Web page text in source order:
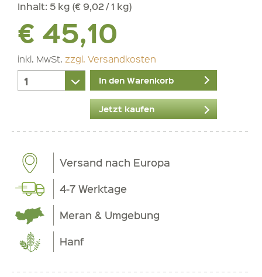
Inhalt: 5 kg (€ 9,02 / 1 kg)
€ 45,10
inkl. MwSt. zzgl. Versandkosten
In den Warenkorb
Jetzt kaufen
Versand nach Europa
4-7 Werktage
Meran & Umgebung
Hanf